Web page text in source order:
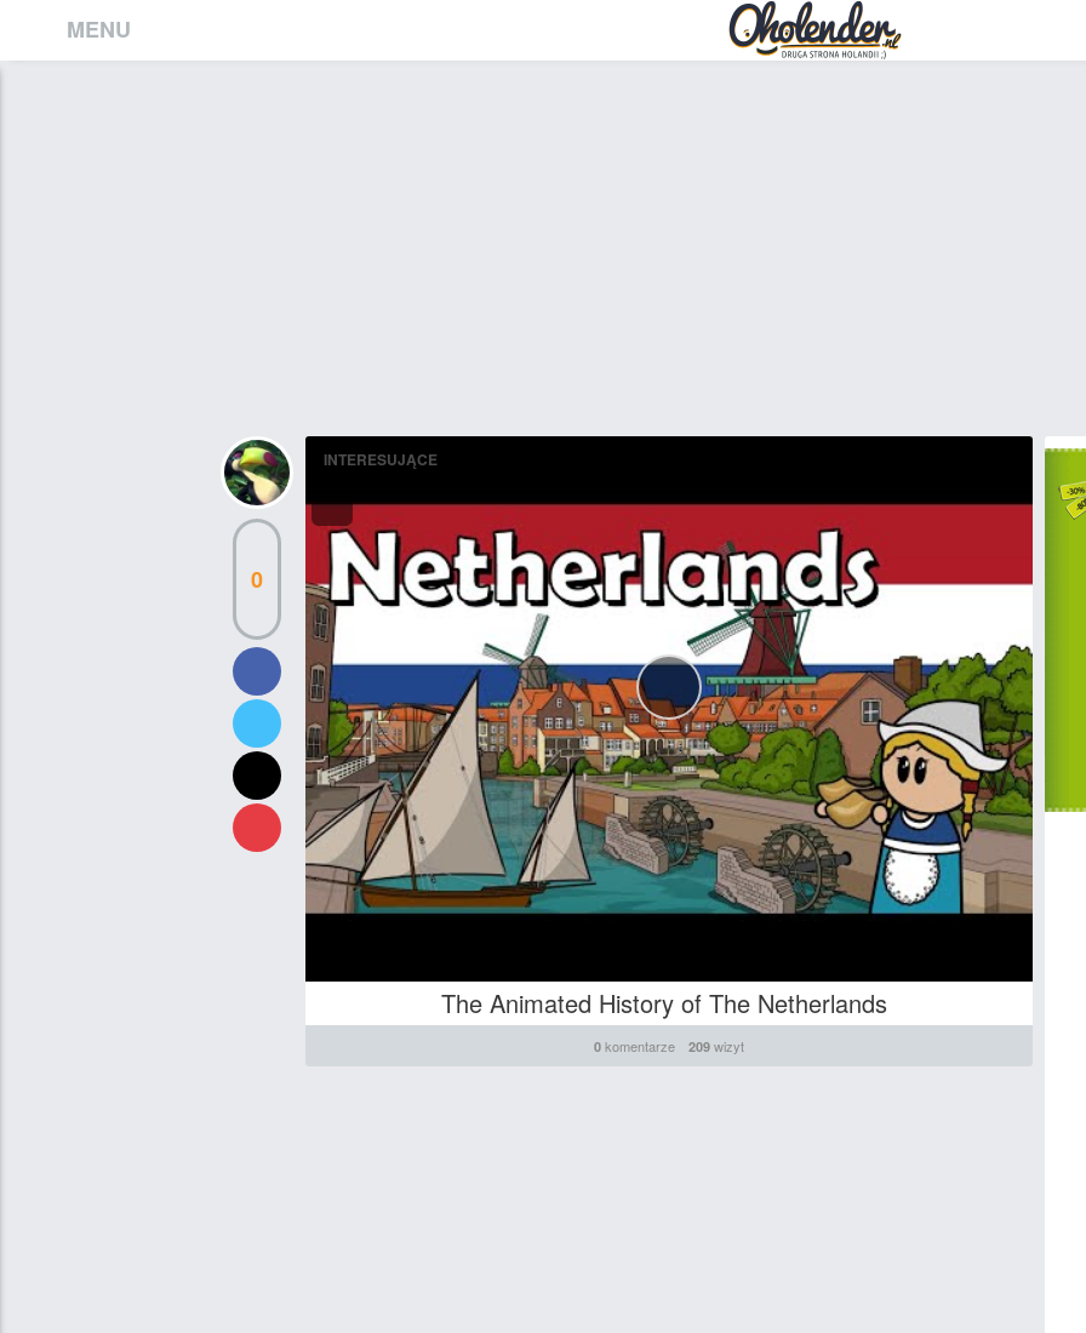
MENU
0
INTERESUJĄCE
The Animated History of The Netherlands
0 komentarze 209 wizyt